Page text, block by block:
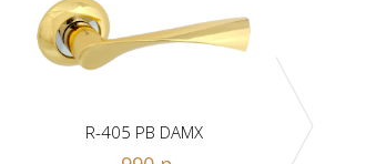
R-405 PB DAMX